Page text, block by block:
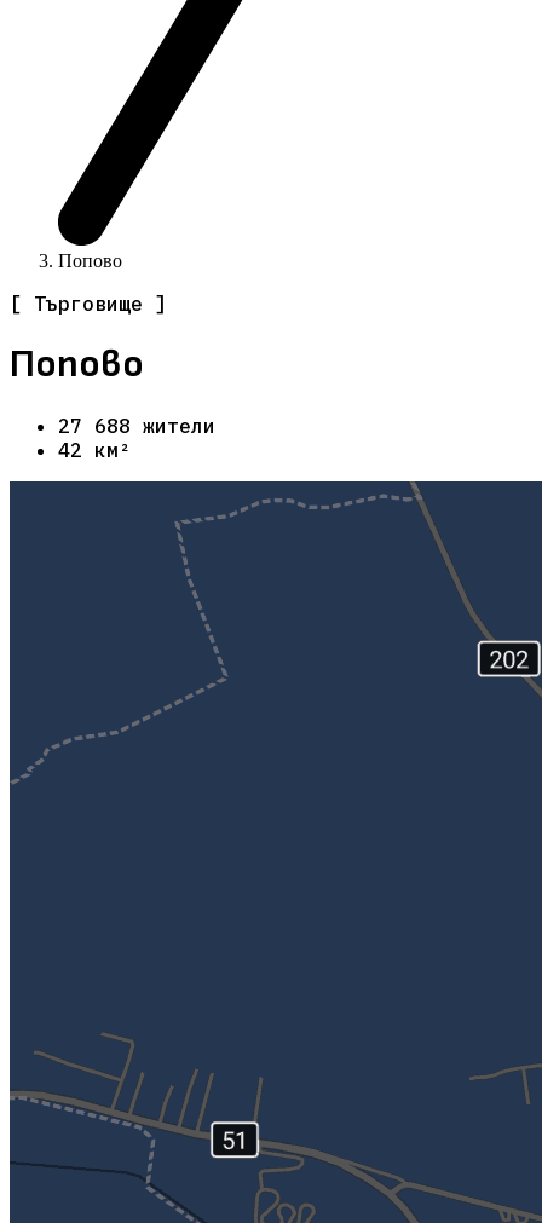
Попово
[ Търговище ]
Попово
27 688 жители
42 км²